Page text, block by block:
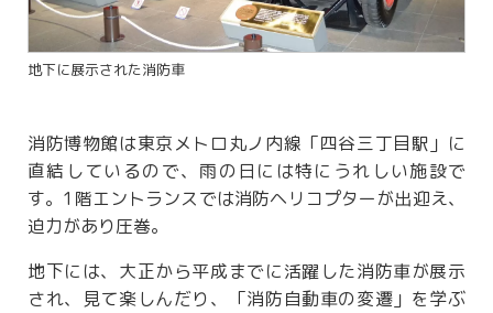
地下に展示された消防車
消防博物館は東京メトロ丸ノ内線「四谷三丁目駅」に
直結しているので、雨の日には特にうれしい施設で
す。1階エントランスでは消防ヘリコプターが出迎え、
迫力があり圧巻。
地下には、大正から平成までに活躍した消防車が展示
され、見て楽しんだり、「消防自動車の変遷」を学ぶ